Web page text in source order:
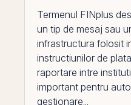
Termenul FINplus
un tip de mesaj sau
infrastructura folosit
instructiunilor de
raportare intre
important pentru
gestionare...